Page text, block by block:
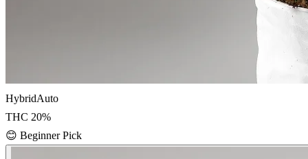
HybridAuto
THC 20%
😊 Beginner Pick